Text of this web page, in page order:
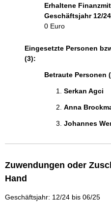
Erhaltene
Geschäftsjahr 12/
0 Euro
Eingesetzte Personen
(3):
Betraute Personen
Serkan Agci
Anna
Johannes
Zuwendungen oder
Hand
Geschäftsjahr: 12/24 bis 06/25